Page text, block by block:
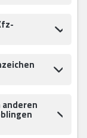
anderen